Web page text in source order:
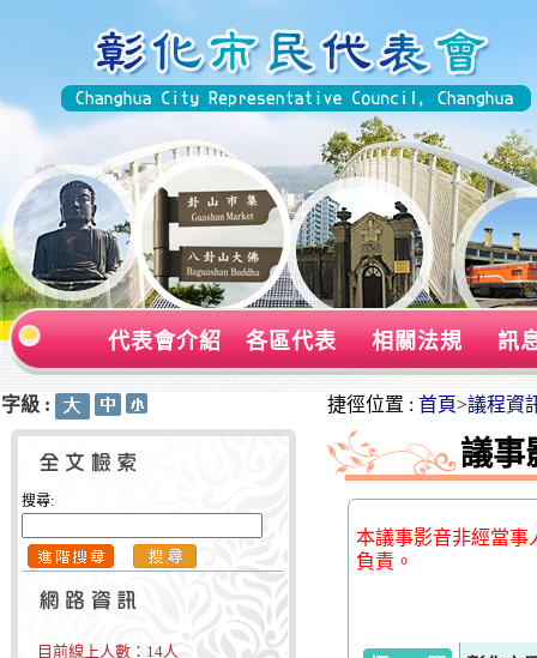
代表會介紹 各區代表 相關法規 訊
字級 :
搜尋:
目前線上人數： 14人
捷徑位置 : 首頁>議程資
議事
本議事影音非經當事
負責。